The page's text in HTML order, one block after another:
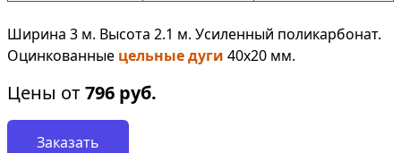
Ширина 3 м. Высота 2.1 м. Усиленный поликарбонат.
Оцинкованные цельные дуги 40х20 мм.
Цены от796 руб.
Заказать